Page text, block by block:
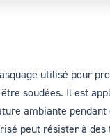
utilisé pour
soudées. Il est
ambiante
peut résister à